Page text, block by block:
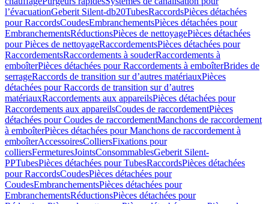
l’évacuationGeberit Silent-db20TubesRaccordsPièces détachées
pour RaccordsCoudesEmbranchementsPièces détachées pour
EmbranchementsRéductionsPièces de nettoyagePièces détachées
pour Pièces de nettoyageRaccordementsPièces détachées pour
RaccordementsRaccordements à souderRaccordements à
emboîterPièces détachées pour Raccordements à emboîterBrides de
serrageRaccords de transition sur d’autres matériauxPièces
détachées pour Raccords de transition sur d’autres
matériauxRaccordements aux appareilsPièces détachées pour
Raccordements aux appareilsCoudes de raccordementPièces
détachées pour Coudes de raccordementManchons de raccordement
à emboîterPièces détachées pour Manchons de raccordement à
emboîterAccessoiresColliersFixations pour
colliersFermeturesJointsConsommablesGeberit Silent-
PPTubesPièces détachées pour TubesRaccordsPièces détachées
pour RaccordsCoudesPièces détachées pour
CoudesEmbranchementsPièces détachées pour
EmbranchementsRéductionsPièces détachées pour